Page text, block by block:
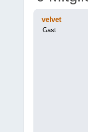
velvet
Gast